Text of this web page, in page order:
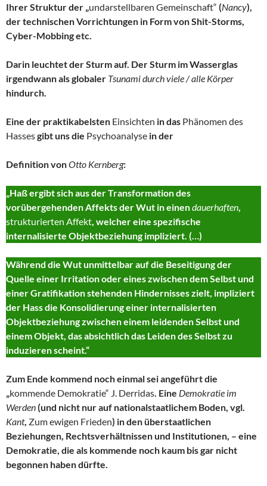
Ihrer Struktur der „undarstellbaren Gemeinschaft“ (Nancy),
der technischen Vorrichtungen in Form von Shit-Storms,
Cyber-Mobbing etc.
Darin leuchtet der Sturm auf. Der Sturm im Wasserglas
irgendwann als globaler Tsunami durch viele / alle Körper
hindurch.
Eine der praktikabelsten Einsichten in das Phänomen des
Hassesgibt uns die Psychoanalyse in der
Definition vonOtto Kernberg:
„Haß ergibt sich aus der Transformation des
vorübergehenden Affekts der Wut in einendauerhaften,
strukturierten Affekt, welcher eine spezifische
internalisierte Objektbeziehung impliziert. (…)
Während die Wut unmittelbar auf die Beseitigung der
Quelle einer Irritation oder eines zwischen dem Selbst und
einer Gratifikation stehenden Hindernisses zielt, impliziert
der Hass die Konsolidierung einer internalisierten
Objektbeziehung zwischen einem leidenden Selbst und
einem Objekt, das absichtlich das Leiden des Selbst zu
induzieren scheint.“
Zum Ende kommend noch einmal sei angeführt die
„kommende Demokratie“ J. Derridas. Eine Demokratie im
Werden(und nicht nur auf nationalstaatlichem Boden, vgl.
Kant, Zum ewigen Frieden) in den überstaatlichen
Beziehungen, Rechtsverhältnissen und Institutionen, – eine
Demokratie, die als kommende noch kaum bis gar nicht
begonnen haben dürfte.